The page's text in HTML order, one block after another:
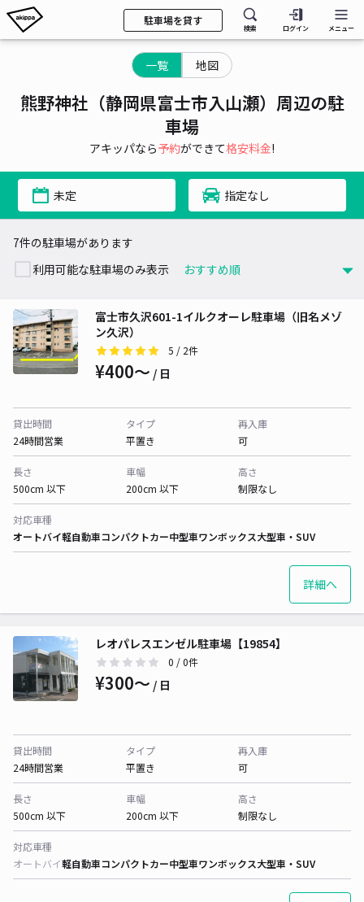
駐車場を貸す
検索 ログイン メニュー
一覧 地図
熊野神社（静岡県富士市入山瀬）周辺の駐
車場
アキッパなら予約ができて格安料金!
未定 指定なし
7件の駐車場があります
利用可能な駐車場のみ表示
富士市久沢601-1イルクオーレ駐車場（旧名メゾ
ン久沢）
5 / 2件
¥400〜 / 日
貸出時間
24時間営業
タイプ
平置き
再入庫
可
長さ
500cm 以下
車幅
200cm 以下
高さ
制限なし
対応車種
オートバイ軽自動車コンパクトカー中型車ワンボックス大型車・SUV
詳細へ
レオパレスエンゼル駐車場【19854】
0 / 0件
¥300〜 / 日
貸出時間
24時間営業
タイプ
平置き
再入庫
可
長さ
500cm 以下
車幅
200cm 以下
高さ
制限なし
対応車種
オートバイ軽自動車コンパクトカー中型車ワンボックス大型車・SUV